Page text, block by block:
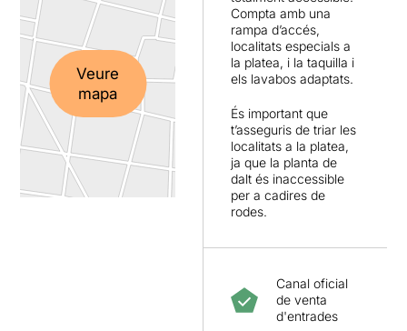
Veure
mapa
Compta amb una
rampa d’accés,
localitats especials a
la platea, i la taquilla i
els lavabos adaptats.
És important que
t’asseguris de triar les
localitats a la platea,
ja que la planta de
dalt és inaccessible
per a cadires de
rodes.
Canal oficial
de venta
d'entrades